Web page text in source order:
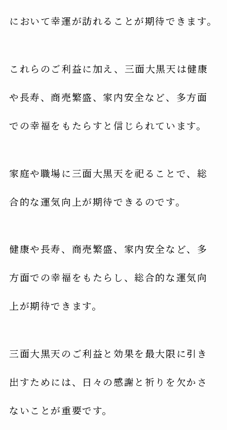
において幸運が訪れることが期待できます。
これらのご利益に加え、三面大黒天は健康
や長寿、商売繁盛、家内安全など、多方面
での幸福をもたらすと信じられています。
家庭や職場に三面大黒天を祀ることで、総
合的な運気向上が期待できるのです。
健康や長寿、商売繁盛、家内安全など、多
方面での幸福をもたらし、総合的な運気向
上が期待できます。
三面大黒天のご利益と効果を最大限に引き
出すためには、日々の感謝と祈りを欠かさ
ないことが重要です。